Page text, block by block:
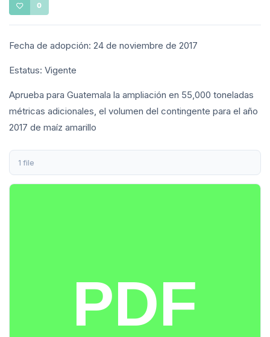
0
Fecha de adopción: 24 de noviembre de 2017
Estatus: Vigente
Aprueba para Guatemala la ampliación en 55,000 toneladas
métricas adicionales, el volumen del contingente para el año
2017 de maíz amarillo
1 file